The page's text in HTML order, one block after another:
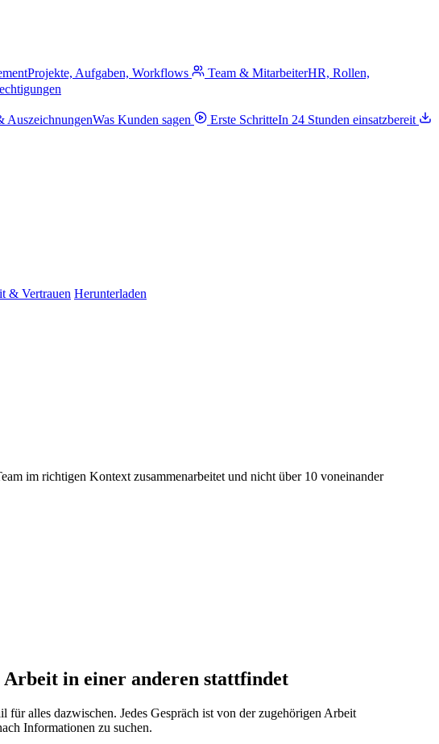
Projekte, Aufgaben, Workflows Team & MitarbeiterHR, Rollen,
AuszeichnungenWas Kunden sagen Erste SchritteIn 24 Stunden einsatzbereit
& Vertrauen Herunterladen
im richtigen Kontext zusammenarbeitet und nicht über 10 voneinander
in einer anderen stattfindet
alles dazwischen. Jedes Gespräch ist von der zugehörigen Arbeit
Informationen zu suchen.